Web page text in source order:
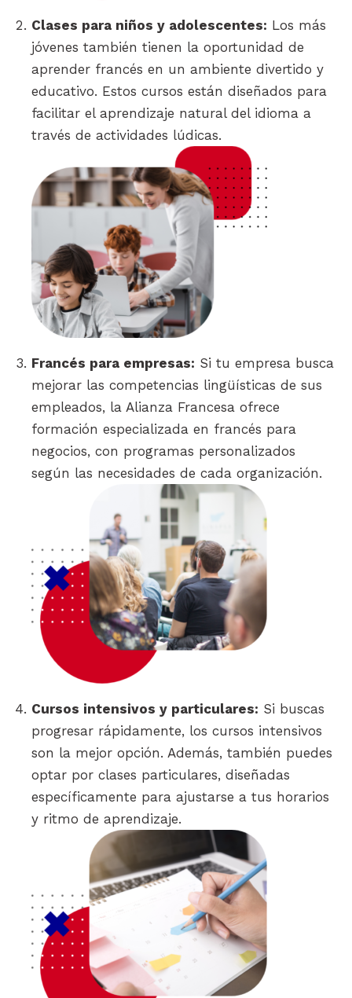
Clases para niños y adolescentes: Los más
jóvenes también tienen la oportunidad de
aprender francés en un ambiente divertido y
educativo. Estos cursos están diseñados para
facilitar el aprendizaje natural del idioma a
través de actividades lúdicas.
Francés para empresas: Si tu empresa busca
mejorar las competencias lingüísticas de sus
empleados, la Alianza Francesa ofrece
formación especializada en francés para
negocios, con programas personalizados
según las necesidades de cada organización.
Cursos intensivos y particulares: Si buscas
progresar rápidamente, los cursos intensivos
son la mejor opción. Además, también puedes
optar por clases particulares, diseñadas
específicamente para ajustarse a tus horarios
y ritmo de aprendizaje.